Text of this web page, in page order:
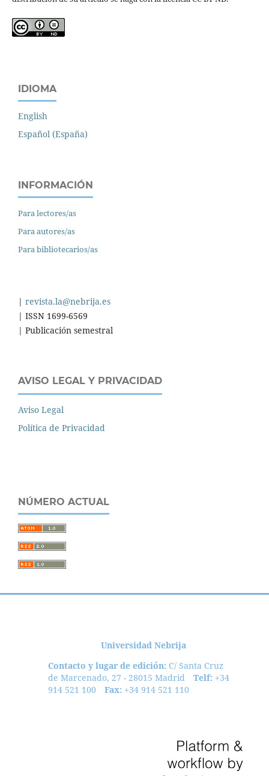
IDIOMA
English
Español (España)
INFORMACIÓN
Para lectores/as
Para autores/as
Para bibliotecarios/as
| revista.la@nebrija.es
| ISSN 1699-6569
| Publicación semestral
AVISO LEGAL Y PRIVACIDAD
Aviso Legal
Política de Privacidad
NÚMERO ACTUAL
Universidad Nebrija
Contacto y lugar de edición: C/ Santa Cruz
de Marcenado, 27 - 28015 Madrid
Telf: +34
914 521 100
Fax: +34 914 521 110